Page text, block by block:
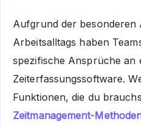
Aufgrund der besonderen
Arbeitsalltags haben
spezifische Ansprüche an
Zeiterfassungssoftware.
Funktionen, die du
Zeitmanagement-